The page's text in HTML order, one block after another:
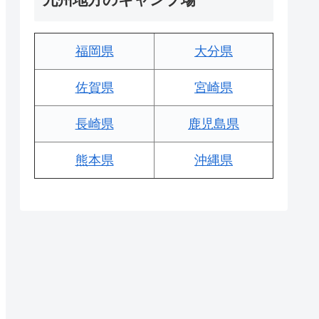
福岡県 大分県
佐賀県 宮崎県
長崎県 鹿児島県
熊本県 沖縄県